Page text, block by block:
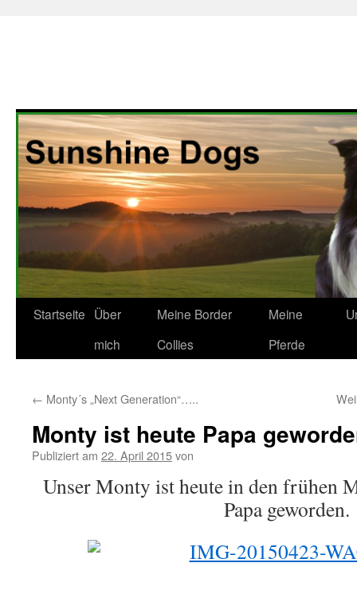
Zum
Startseite Über
mich
Meine Border
Collies
Meine
Pferde
← Monty´s „Next Generation“…..
Monty ist heute Papa
Publiziert am 22. April 2015von
Unser Monty ist heute in den frühen
Papa geworden.